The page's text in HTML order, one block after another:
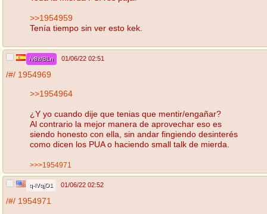
>>1954959
Tenía tiempo sin ver esto kek.
/v8z/BLn 01/06/22 02:51
/#/ 1954969
>>1954964
¿Y yo cuando dije que tenias que mentir/engañar?
Al contrario la mejor manera de aprovechar eso es
siendo honesto con ella, sin andar fingiendo desinterés
como dicen los PUA o haciendo small talk de mierda.
>>>1954971
q-lVqjO1 01/06/22 02:52
/#/ 1954971